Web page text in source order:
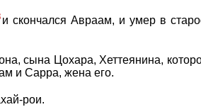
и скончался Авраам, и умер в
сына Цохара, Хеттеянина,
и Сарра, жена его.
рои.